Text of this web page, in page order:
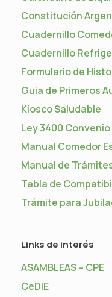
Constitución
Cuadernillo
Cuadernillo
Formulario de
Guia de Primeros
Kiosco Saludable
Ley 3400
Manual Comedor
Manual de
Tabla de
Trámite para
Links de interés
ASAMBLEAS – CPE
CeDIE